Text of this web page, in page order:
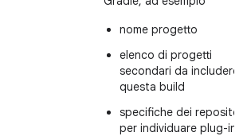
nome progetto
elenco di progetti
secondari da includere
questa build
specifiche dei
per individuare plug-in e